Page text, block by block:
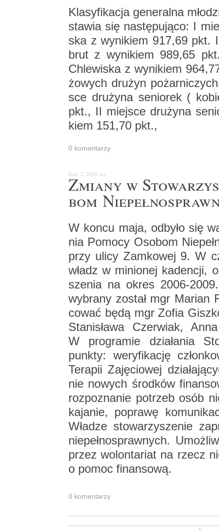
Kla­sy­fi­ka­cja ge­ne­ral­na
sta­wia się na­stę­pu­ją­co: I
ska z wy­ni­kiem 917,69 pkt.
brut z wy­ni­kiem 989,65
Chle­wi­ska z wy­ni­kiem
żo­wych dru­żyn
sce dru­ży­na se­nio­rek (
pkt., II miej­sce dru­ży­na
kiem 151,70 pkt.,
0 ko­men­ta­rzy
June 7, 2006 ms
Zmia­ny w
bom
W koncu maja, od­by­ło się
nia Po­mo­cy Oso­bom
przy ulicy Zam­ko­wej 9. W
władz w mi­nio­nej ka­den­cji,
sze­nia na okres 2006-
wy­bra­ny zo­stał mgr Ma­rian
co­wać będą mgr Zofia
Sta­ni­sła­wa Czer­wiak,
W pro­gra­mie dzia­ła­nia
punk­ty: we­ry­fi­ka­cję
Te­ra­pii Za­ję­cio­wej
nie no­wych środ­ków
roz­po­zna­nie po­trzeb osób
ka­ja­nie, po­pra­wę
Wła­dze sto­wa­rzy­sze­nie
nie­peł­no­spraw­nych.
przez wo­lon­ta­riat na rzecz
o pomoc fi­nan­so­wą.
0 ko­men­ta­rzy